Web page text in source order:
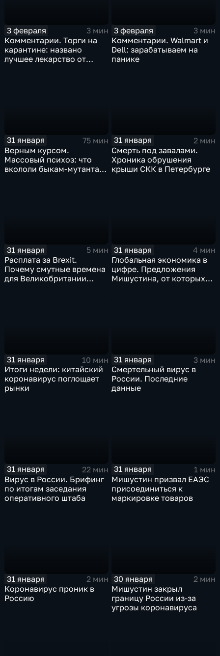
3 февраля
3 мин
Комментарии. Торги на
карантине: названо
лучшее лекарство от
3 февраля
3 мин
Комментарии. Walmart и
Dell: зарабатываем на
панике
31 января
75 мин
Верным курсом.
Массовый психоз: что
вкололи быкам-мутантам,
31 января
2 мин
Смерть под завалами.
Хроника обрушения
крыши СКК в Петербурге
31 января
5 мин
Расплата за Brexit.
Почему смутные времена
для Великобритании
31 января
4 мин
Глобальная экономика в
цифре. Предложения
Мишустина, от которых
31 января
10 мин
Итоги недели: китайский
коронавирус поглощает
рынки
31 января
3 мин
Смертельный вирус в
России. Последние
данные
31 января
22 мин
Вирус в России. Брифинг
по итогам заседания
оперативного штаба
31 января
1 мин
Мишустин призвал ЕАЭС
присоединиться к
маркировке товаров
31 января
2 мин
Коронавирус проник в
Россию
30 января
2 мин
Мишустин закрыл
границу России из-за
угрозы коронавируса